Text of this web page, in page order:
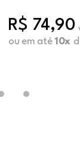
R$ 74,90
ou em até 10x